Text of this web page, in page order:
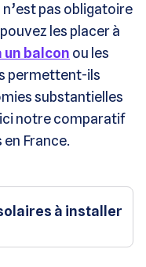
pas obligatoire
les placer à
un balcon ou les
permettent-ils
substantielles
notre comparatif
France.
à installer